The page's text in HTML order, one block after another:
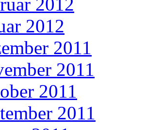
2012
2012
2011
2011
2011
2011